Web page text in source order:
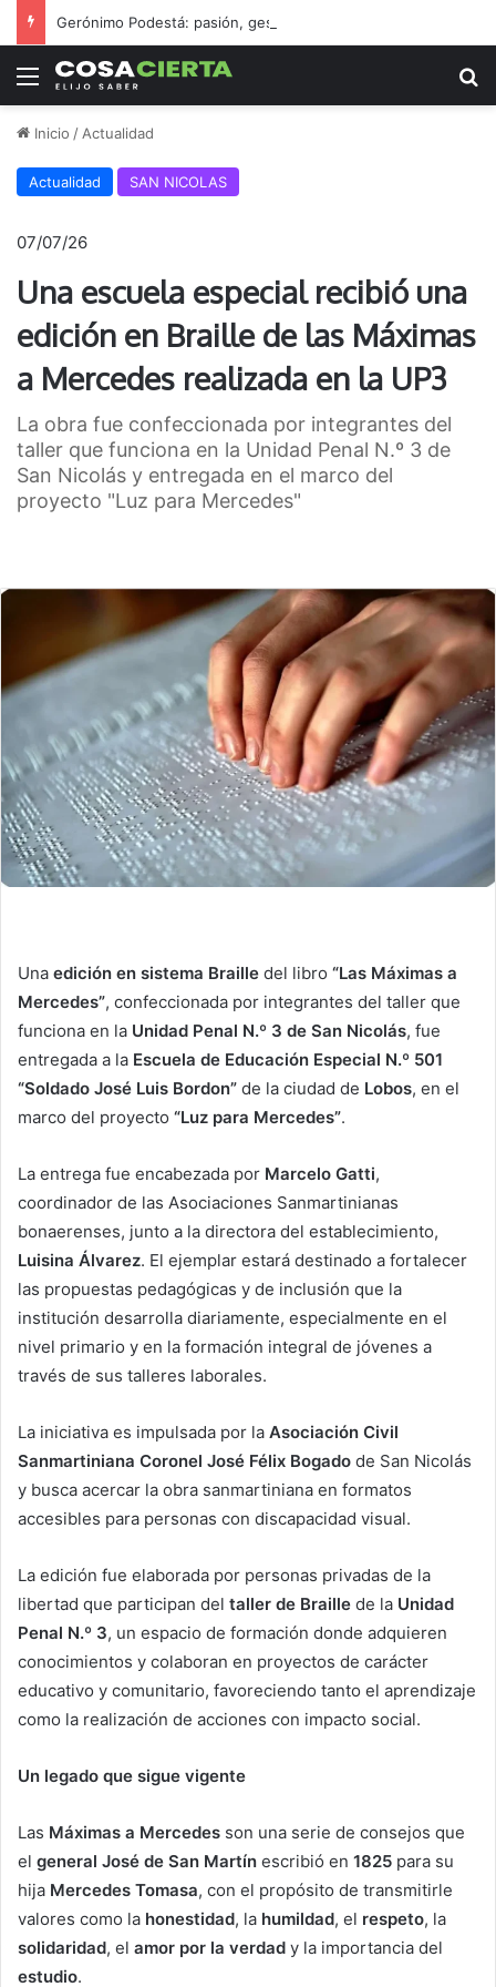
Menú
Inicio / Actualidad
Actualidad SAN NICOLAS
07/07/26
Una escuela especial recibió una
edición en Braille de las Máximas
a Mercedes realizada en la UP3
La obra fue confeccionada por integrantes del
taller que funciona en la Unidad Penal N.º 3 de
San Nicolás y entregada en el marco del
proyecto "Luz para Mercedes"
Una edición en sistema Braille del libro “Las Máximas a
Mercedes”, confeccionada por integrantes del taller que
funciona en la Unidad Penal N.º 3 de San Nicolás, fue
entregada a la Escuela de Educación Especial N.º 501
“Soldado José Luis Bordon” de la ciudad de Lobos, en el
marco del proyecto “Luz para Mercedes”.
La entrega fue encabezada por Marcelo Gatti,
coordinador de las Asociaciones Sanmartinianas
bonaerenses, junto a la directora del establecimiento,
Luisina Álvarez. El ejemplar estará destinado a fortalecer
las propuestas pedagógicas y de inclusión que la
institución desarrolla diariamente, especialmente en el
nivel primario y en la formación integral de jóvenes a
través de sus talleres laborales.
La iniciativa es impulsada por la Asociación Civil
Sanmartiniana Coronel José Félix Bogado de San Nicolás
y busca acercar la obra sanmartiniana en formatos
accesibles para personas con discapacidad visual.
La edición fue elaborada por personas privadas de la
libertad que participan del taller de Braille de la Unidad
Penal N.º 3, un espacio de formación donde adquieren
conocimientos y colaboran en proyectos de carácter
educativo y comunitario, favoreciendo tanto el aprendizaje
como la realización de acciones con impacto social.
Un legado que sigue vigente
Las Máximas a Mercedes son una serie de consejos que
el general José de San Martín escribió en 1825 para su
hija Mercedes Tomasa, con el propósito de transmitirle
valores como la honestidad, la humildad, el respeto, la
solidaridad, el amor por la verdad y la importancia del
estudio.